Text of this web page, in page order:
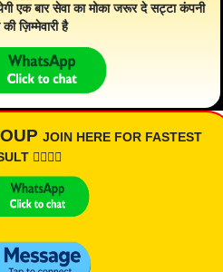
एक बार सेवा का मोका जरूर दे सट्टा कंपनी
ज़िम्मेवारी है
JOIN HERE FOR FASTEST
👇🏾👇🏾